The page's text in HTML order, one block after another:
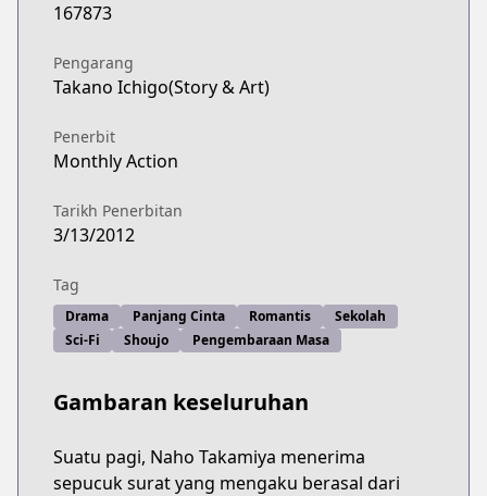
167873
Pengarang
Takano Ichigo(Story & Art)
Penerbit
Monthly Action
Tarikh Penerbitan
3/13/2012
Tag
Drama Panjang Cinta Romantis
Sekolah
Sci-Fi
Shoujo Pengembaraan Masa
Gambaran keseluruhan
Suatu pagi, Naho Takamiya menerima
sepucuk surat yang mengaku berasal dari